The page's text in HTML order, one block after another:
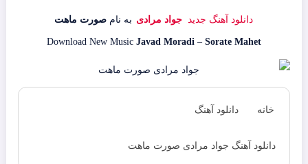
دانلود آهنگ جدید جواد مرادی به نامصورت ماهت
Download New Music Javad Moradi – Sorate Mahet
خانه دانلود آهنگ
دانلود آهنگ جواد مرادی صورت ماهت